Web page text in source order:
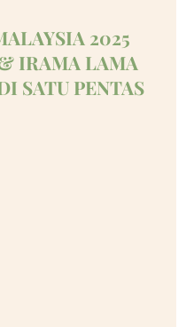
2025
IRAMA LAMA
SATU PENTAS